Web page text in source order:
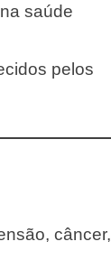
saúde
pelos
câncer,